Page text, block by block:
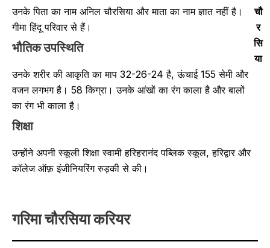
उनके पिता का नाम अनिल चौरसिया और माता का नाम ज्ञात नहीं है।
गीमा हिंदू परिवार से हैं।
भौतिक उपस्थिति
उनके शरीर की आकृति का माप 32-26-24 है, ऊंचाई 155 सेमी और
वजन लगभग है। 58 किग्रा। उनके आंखों का रंग काला है और बालों
का रंग भी काला है।
शिक्षा
उन्होंने अपनी स्कूली शिक्षा स्वामी हरिहरानंद पब्लिक स्कूल, हरिद्वार और
कॉलेज ऑफ़ इंजीनियरिंग रुड़की से की।
चौ
र
सि
या
गरिमा चौरसियाकरियर